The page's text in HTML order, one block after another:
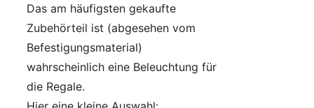
Das am häufigsten gekaufte
Zubehörteil ist (abgesehen vom
Befestigungsmaterial)
wahrscheinlich eine Beleuchtung für
die Regale.